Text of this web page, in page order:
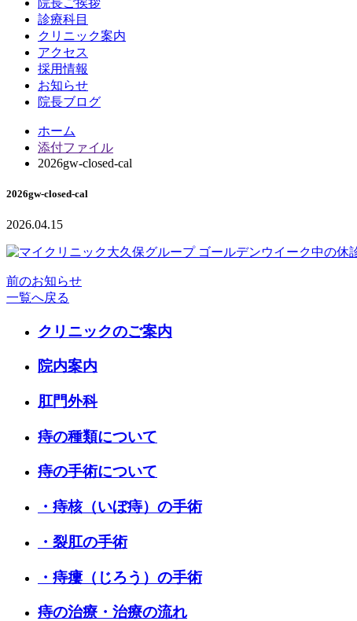
診療科目
クリニック案内
アクセス
採用情報
お知らせ
院長ブログ
ホーム
添付ファイル
2026gw-closed-cal
2026gw-closed-cal
2026.04.15
前のお知らせ
一覧へ戻る
クリニックのご案内
院内案内
肛門外科
痔の種類について
痔の手術について
・痔核（いぼ痔）の手術
・裂肛の手術
・痔瘻（じろう）の手術
痔の治療・治療の流れ